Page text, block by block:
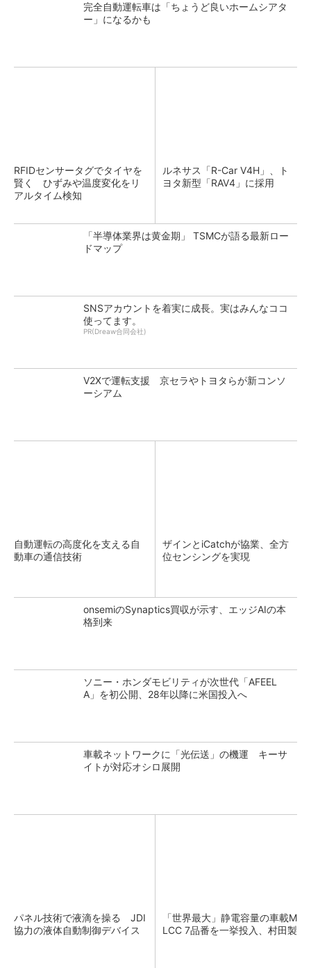
完全自動運転車は「ちょうど良いホームシアタ
ー」になるかも
RFIDセンサータグでタイヤを
賢く ひずみや温度変化をリ
アルタイム検知
ルネサス「R-Car V4H」、ト
ヨタ新型「RAV4」に採用
「半導体業界は黄金期」 TSMCが語る最新ロー
ドマップ
SNSアカウントを着実に成長。実はみんなココ
使ってます。
PR(Dreaw合同会社)
V2Xで運転支援 京セラやトヨタらが新コンソ
ーシアム
自動運転の高度化を支える自
動車の通信技術
ザインとiCatchが協業、全方
位センシングを実現
onsemiのSynaptics買収が示す、エッジAIの本
格到来
ソニー・ホンダモビリティが次世代「AFEEL
A」を初公開、28年以降に米国投入へ
車載ネットワークに「光伝送」の機運 キーサ
イトが対応オシロ展開
パネル技術で液滴を操る JDI
協力の液体自動制御デバイス
「世界最大」静電容量の車載M
LCC 7品番を一挙投入、村田製